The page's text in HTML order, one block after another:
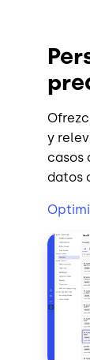
y
casos
datos